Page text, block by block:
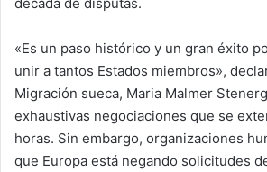
«Es un paso histórico y un gran éxito
unir a tantos Estados miembros»,
Migración sueca, Maria Malmer
exhaustivas negociaciones que se
horas. Sin embargo, organizaciones
que Europa está negando solicitudes